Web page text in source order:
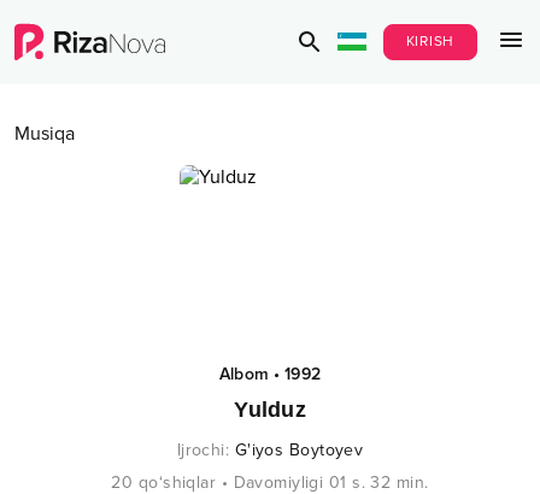
KIRISH
Musiqa
Albom •1992
Yulduz
Ijrochi: G'iyos Boytoyev
20 qo‘shiqlar • Davomiyligi 01 s. 32 min.